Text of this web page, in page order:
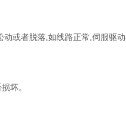
或者脱落,如线路正常,伺服驱动
坏。